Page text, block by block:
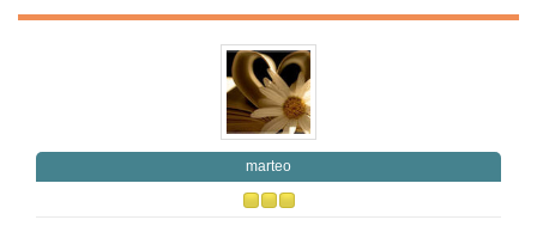
marteo